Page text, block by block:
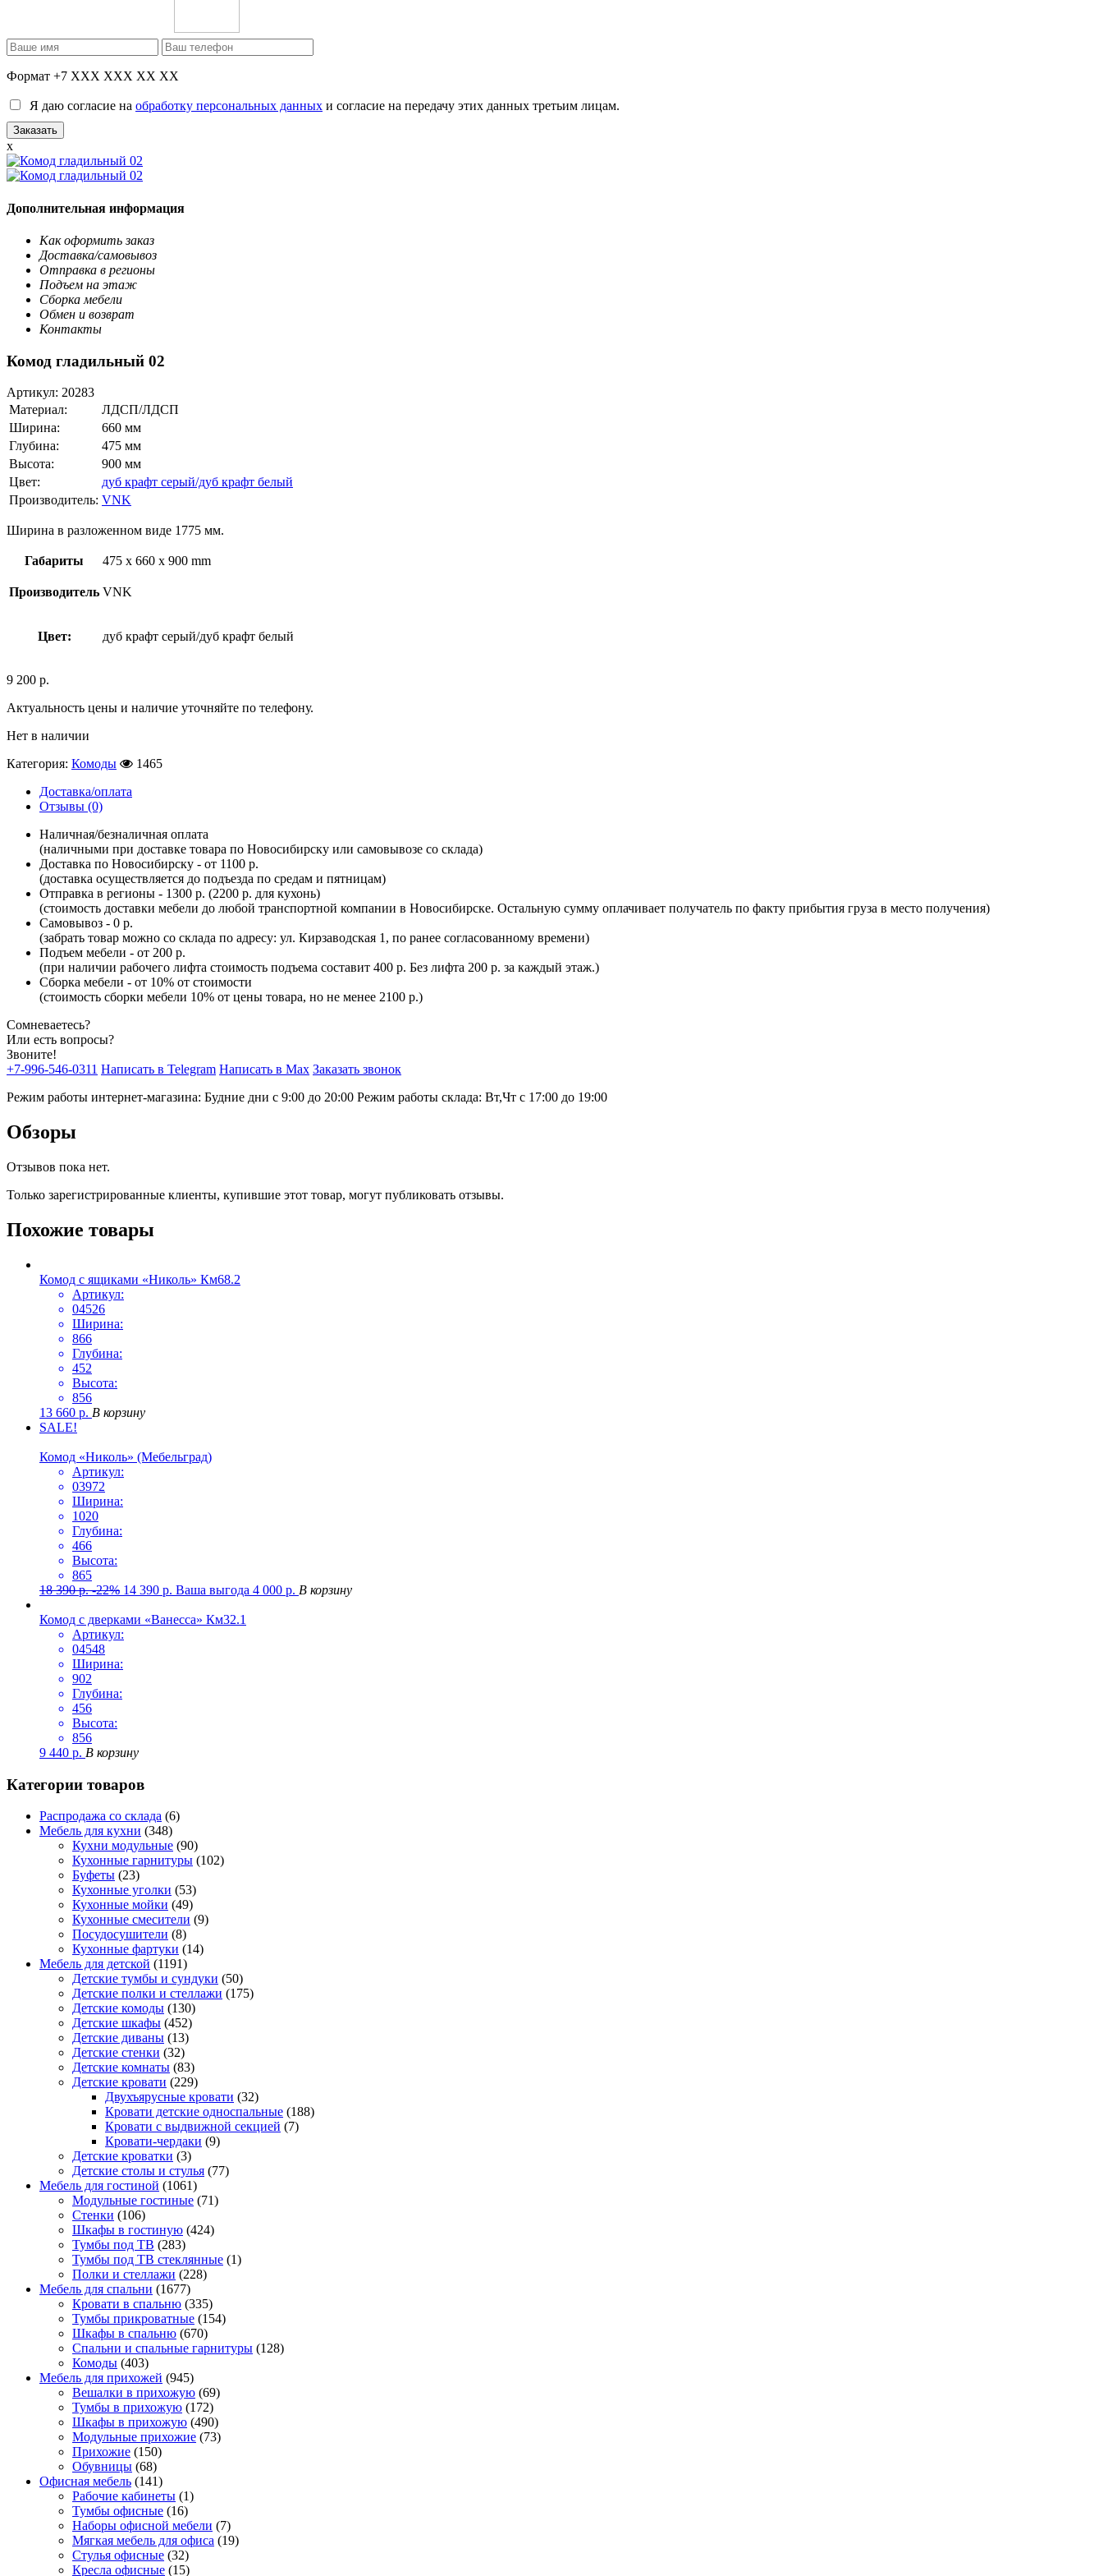
Формат +7 XXX XXX XX XX
Я даю согласие на обработку персональных данных и согласие на передачу этих данных третьим лицам.
x
Дополнительная информация
Как оформить заказ
Доставка/самовывоз
Отправка в регионы
Подъем на этаж
Сборка мебели
Обмен и возврат
Контакты
Комод гладильный 02
Артикул: 20283
Материал:
ЛДСП/ЛДСП
Ширина:
660 мм
Глубина:
475 мм
Высота:
900 мм
Цвет:
дуб крафт серый/дуб крафт белый
Производитель: VNK
Ширина в разложенном виде 1775 мм.
Габариты 475 x 660 x 900 mm
Производитель VNK
Цвет: дуб крафт серый/дуб крафт белый
9 200 р.
Актуальность цены и наличие уточняйте по телефону.
Нет в наличии
Категория: Комоды
1465
Доставка/оплата
Отзывы (0)
Наличная/безналичная оплата
(наличными при доставке товара по Новосибирску или самовывозе со склада)
Доставка по Новосибирску - от 1100 р.
(доставка осуществляется до подъезда по средам и пятницам)
Отправка в регионы - 1300 р. (2200 р. для кухонь)
(стоимость доставки мебели до любой транспортной компании в Новосибирске. Остальную сумму оплачивает получатель по факту прибытия груза в место получения)
Самовывоз - 0 р.
(забрать товар можно со склада по адресу: ул. Кирзаводская 1, по ранее согласованному времени)
Подъем мебели - от 200 р.
(при наличии рабочего лифта стоимость подъема составит 400 р. Без лифта 200 р. за каждый этаж.)
Сборка мебели - от 10% от стоимости
(стоимость сборки мебели 10% от цены товара, но не менее 2100 р.)
Сомневаетесь?
Или есть вопросы?
Звоните!
+7-996-546-0311 Написать в Telegram Написать в Max Заказать звонок
Режим работы интернет-магазина: Будние дни с 9:00 до 20:00 Режим работы склада: Вт,Чт с 17:00 до 19:00
Обзоры
Отзывов пока нет.
Только зарегистрированные клиенты, купившие этот товар, могут публиковать отзывы.
Похожие товары
Комод с ящиками «Николь» Км68.2
Артикул:
04526
Ширина:
866
Глубина:
452
Высота:
856
13 660 р. В корзину
SALE!
Комод «Николь» (Мебельград)
Артикул:
03972
Ширина:
1020
Глубина:
466
Высота:
865
18 390р. -22% 14 390 р. Ваша выгода 4 000 р. В корзину
Комод с дверками «Ванесса» Км32.1
Артикул:
04548
Ширина:
902
Глубина:
456
Высота:
856
9 440 р. В корзину
Категории товаров
Распродажа со склада (6)
Мебель для кухни (348)
Кухни модульные (90)
Кухонные гарнитуры (102)
Буфеты (23)
Кухонные уголки (53)
Кухонные мойки (49)
Кухонные смесители (9)
Посудосушители (8)
Кухонные фартуки (14)
Мебель для детской (1191)
Детские тумбы и сундуки (50)
Детские полки и стеллажи (175)
Детские комоды (130)
Детские шкафы (452)
Детские диваны (13)
Детские стенки (32)
Детские комнаты (83)
Детские кровати (229)
Двухъярусные кровати (32)
Кровати детские односпальные (188)
Кровати с выдвижной секцией (7)
Кровати-чердаки (9)
Детские кроватки (3)
Детские столы и стулья (77)
Мебель для гостиной (1061)
Модульные гостиные (71)
Стенки (106)
Шкафы в гостиную (424)
Тумбы под ТВ (283)
Тумбы под ТВ стеклянные (1)
Полки и стеллажи (228)
Мебель для спальни (1677)
Кровати в спальню (335)
Тумбы прикроватные (154)
Шкафы в спальню (670)
Спальни и спальные гарнитуры (128)
Комоды (403)
Мебель для прихожей (945)
Вешалки в прихожую (69)
Тумбы в прихожую (172)
Шкафы в прихожую (490)
Модульные прихожие (73)
Прихожие (150)
Обувницы (68)
Офисная мебель (141)
Рабочие кабинеты (1)
Тумбы офисные (16)
Наборы офисной мебели (7)
Мягкая мебель для офиса (19)
Стулья офисные (32)
Кресла офисные (15)